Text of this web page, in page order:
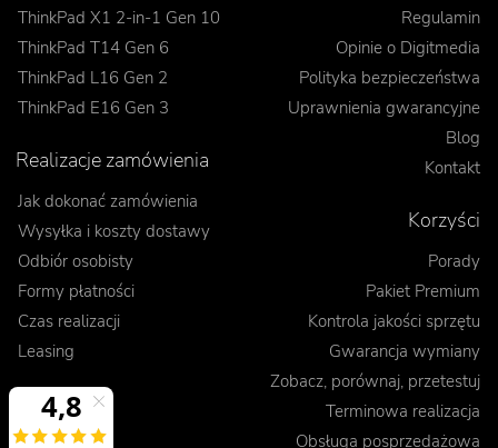
ThinkPad X1 2-in-1 Gen 10
ThinkPad T14 Gen 6
ThinkPad L16 Gen 2
ThinkPad E16 Gen 3
Regulamin
Opinie o Digitmedia
Polityka bezpieczeństwa
Uprawnienia gwarancyjne
Blog
Kontakt
Realizacje zamówienia
Jak dokonać zamówienia
Wysyłka i koszty dostawy
Odbiór osobisty
Formy płatności
Czas realizacji
Leasing
Korzyści
Porady
Pakiet Premium
Kontrola jakości sprzętu
Gwarancja wymiany
Zobacz, porównaj, przetestuj
Terminowa realizacja
Obsługa posprzedażowa